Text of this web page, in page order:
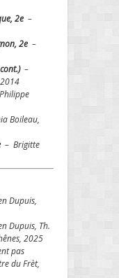
2e –
2e –
–
Boileau,
– Brigitte
Dupuis,
Dupuis, Th.
2025
pas
du Frèt,